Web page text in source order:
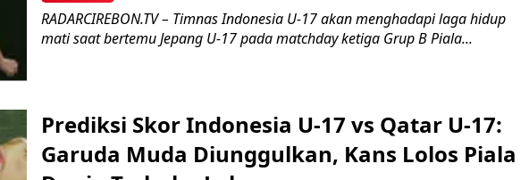
RADARCIREBON.TV – Timnas Indonesia U-17 akan menghadapi laga hidup
mati saat bertemu Jepang U-17 pada matchday ketiga Grup B Piala...
Prediksi Skor Indonesia U-17 vs Qatar U-17:
Garuda Muda Diunggulkan, Kans Lolos Piala